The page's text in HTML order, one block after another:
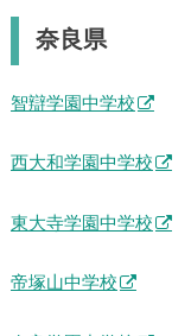
奈良県
智辯学園中学校
西大和学園中学校
東大寺学園中学校
帝塚山中学校